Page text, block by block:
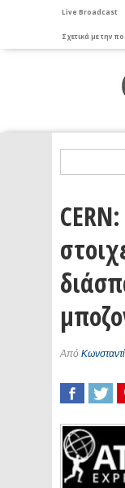
Live Broadcast
Σχετικά με την
Από